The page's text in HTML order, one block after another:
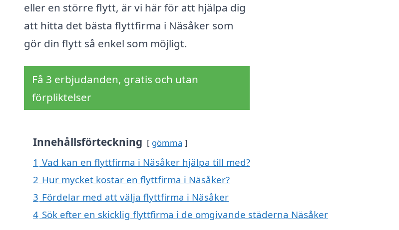
eller en större flytt, är vi här för att hjälpa dig
att hitta det bästa flyttfirma i Näsåker som
gör din flytt så enkel som möjligt.
Få 3 erbjudanden, gratis och utan
förpliktelser
Innehållsförteckning gömma
1 Vad kan en flyttfirma i Näsåker hjälpa till med?
2 Hur mycket kostar en flyttfirma i Näsåker?
3 Fördelar med att välja flyttfirma i Näsåker
4 Sök efter en skicklig flyttfirma i de omgivande städerna Näsåker